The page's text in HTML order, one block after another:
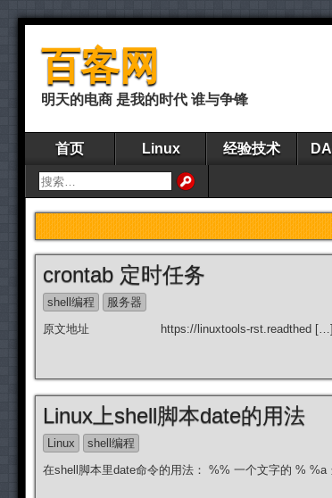
百客网
明天的电商 是我的时代 谁与争锋
首页 Linux 经验技术
crontab 定时任务
shell编程
服务器
原文地址 https://linuxtools-rst.readthed […]
Linux上shell脚本date的用法
Linux
shell编程
在shell脚本里date命令的用法： %% 一个文字的 %